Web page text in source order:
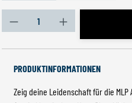
Produkt Anzahl: Gib den
PRODUKTINFORMATIONEN
Zeig deine Leidenschaft für die